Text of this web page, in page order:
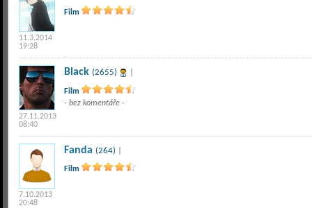
11.3.2014
19:28
Film
27.11.2013
08:40
Black (2655)
Film
- bez komentáře -
7.10.2013
20:48
Fanda (264)
Film